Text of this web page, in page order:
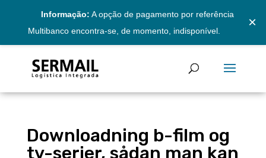
Informação: A opção de pagamento por referência
Multibanco encontra-se, de momento, indisponível.
×
Downloadning b-film og
tv-serier, sådan man kan